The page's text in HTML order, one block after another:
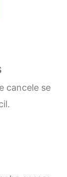
cancele se